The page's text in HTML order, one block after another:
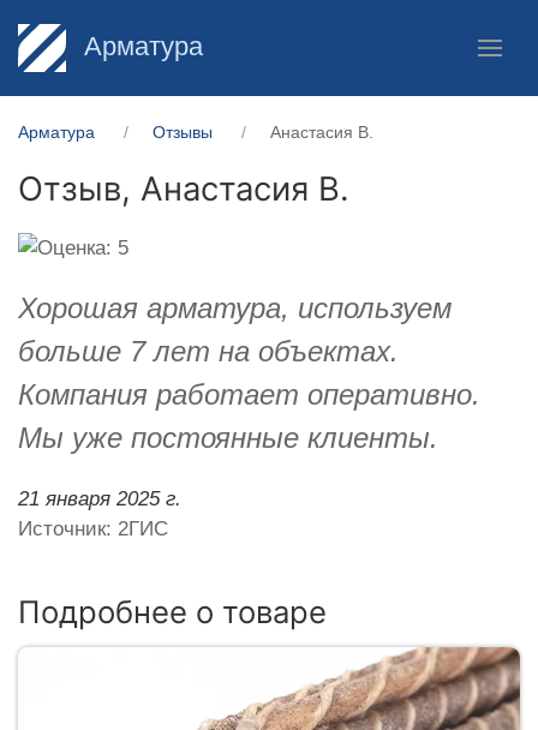
Арматура
Арматура Отзывы Анастасия В.
Отзыв, Анастасия В.
Хорошая арматура, используем
больше 7 лет на объектах.
Компания работает оперативно.
Мы уже постоянные клиенты.
21 января 2025 г.
Источник: 2ГИС
Подробнее о товаре